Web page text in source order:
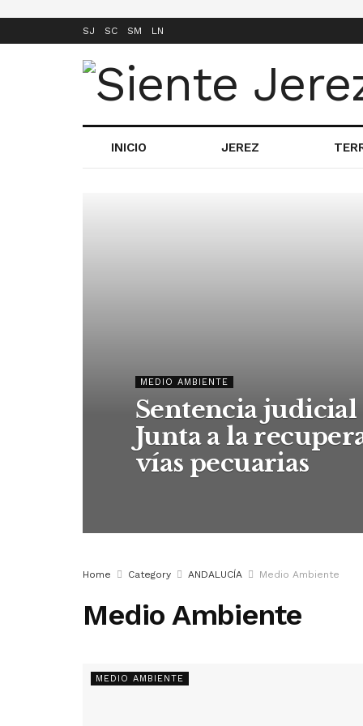
SJ SC SM LN
INICIO JEREZ
MEDIO AMBIENTE
Sentencia judicial
Junta a la
vías pecuarias
Home Category ANDALUCÍA Medio Ambiente
Medio Ambiente
MEDIO AMBIENTE